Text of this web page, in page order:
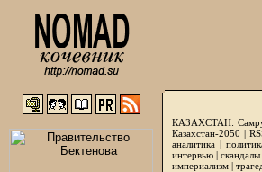
КАЗАХСТАН:
Казахстан-2050 |
аналитика |
интервью |скандалы
империализм |